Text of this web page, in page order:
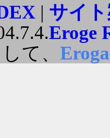
| サイ
Eroge
て、